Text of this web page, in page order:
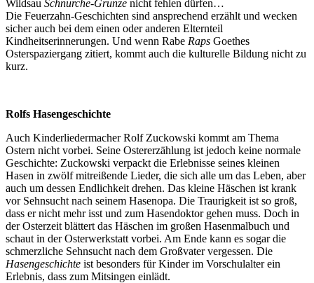
Wildsau Schnurche-Grunze nicht fehlen dürfen…
Die Feuerzahn-Geschichten sind ansprechend erzählt und wecken
sicher auch bei dem einen oder anderen Elternteil
Kindheitserinnerungen. Und wenn Rabe Raps Goethes
Osterspaziergang zitiert, kommt auch die kulturelle Bildung nicht zu
kurz.
Rolfs Hasengeschichte
Auch Kinderliedermacher Rolf Zuckowski kommt am Thema
Ostern nicht vorbei. Seine Ostererzählung ist jedoch keine normale
Geschichte: Zuckowski verpackt die Erlebnisse seines kleinen
Hasen in zwölf mitreißende Lieder, die sich alle um das Leben, aber
auch um dessen Endlichkeit drehen. Das kleine Häschen ist krank
vor Sehnsucht nach seinem Hasenopa. Die Traurigkeit ist so groß,
dass er nicht mehr isst und zum Hasendoktor gehen muss. Doch in
der Osterzeit blättert das Häschen im großen Hasenmalbuch und
schaut in der Osterwerkstatt vorbei. Am Ende kann es sogar die
schmerzliche Sehnsucht nach dem Großvater vergessen. Die
Hasengeschichte ist besonders für Kinder im Vorschulalter ein
Erlebnis, dass zum Mitsingen einlädt.